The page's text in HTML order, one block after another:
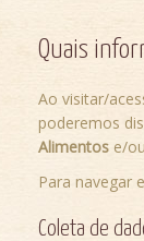
Quais
Ao visitar/
poderemos
Alimentos e/
Para navegar
Coleta de